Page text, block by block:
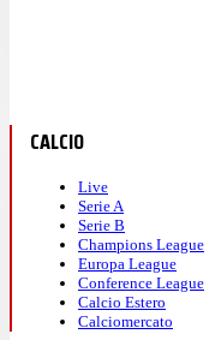
CALCIO
Live
Serie A
Serie B
Champions League
Europa League
Conference League
Calcio Estero
Calciomercato